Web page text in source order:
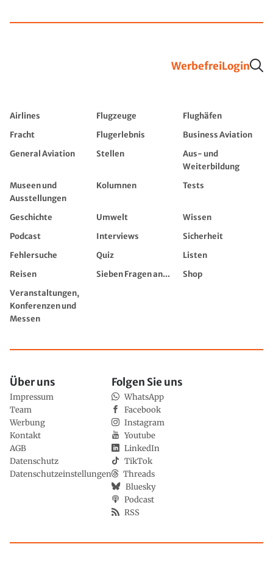
WerbefreiLogin
Airlines Flugzeuge
Flughäfen
Fracht
Flugerlebnis
Business Aviation
General Aviation
Stellen
Aus- und
Weiterbildung
Museen und
Ausstellungen
Kolumnen Tests
Geschichte Umwelt
Wissen
Podcast
Interviews
Sicherheit
Fehlersuche
Quiz
Listen
Reisen
Sieben Fragen an...
Shop
Veranstaltungen,
Konferenzen und
Messen
Über uns
Impressum
Team
Werbung
Kontakt
AGB
Datenschutz
Datenschutzeinstellungen
Folgen Sie uns
WhatsApp
Facebook
Instagram
Youtube
LinkedIn
TikTok
Threads
Bluesky
Podcast
RSS